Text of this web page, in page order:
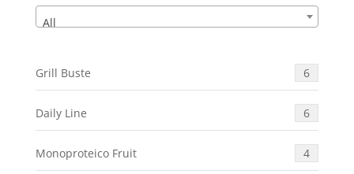
All
Grill Buste 6
Daily Line 6
Monoproteico Fruit 4